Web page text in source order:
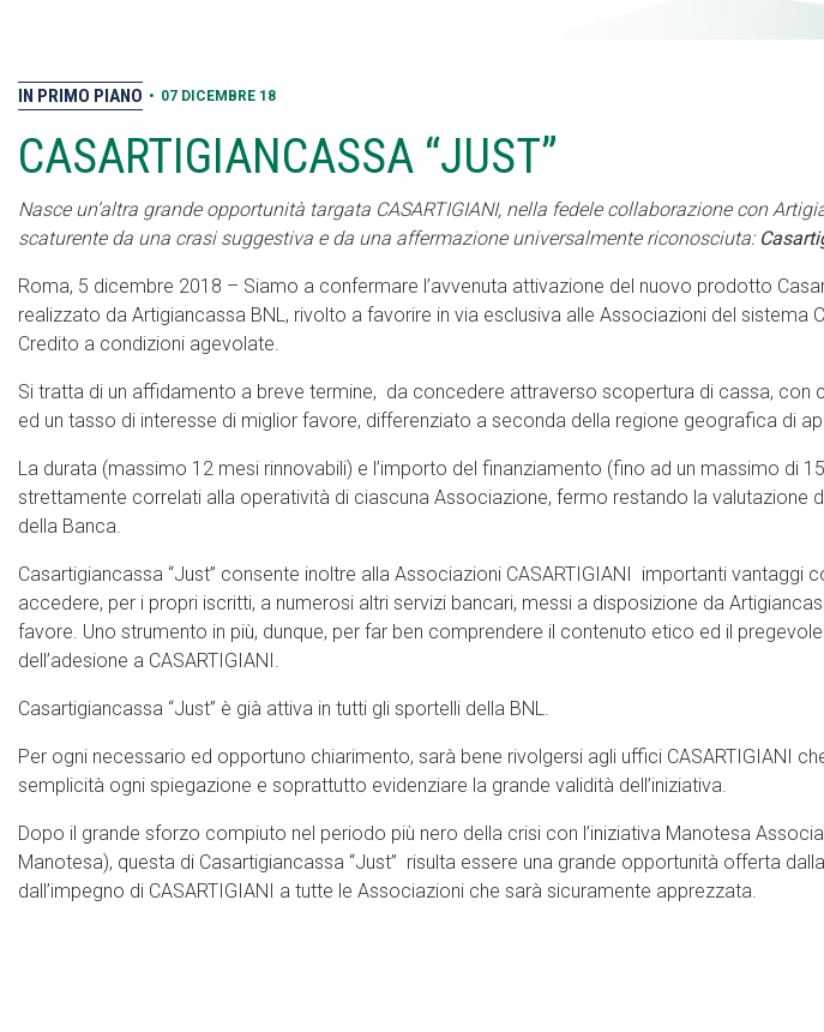
IN PRIMO PIANO • 07 DICEMBRE 18
CASARTIGIANCASSA “JUST”
Nasce un’altra grande opportunità targata CASARTIGIANI, nella fedele collaborazione con
scaturente da una crasi suggestiva e da una affermazione universalmente riconosciuta:
Roma, 5 dicembre 2018 – Siamo a confermare l’avvenuta attivazione del nuovo prodotto
realizzato da Artigiancassa BNL, rivolto a favorire in via esclusiva alle Associazioni del sistema
Credito a condizioni agevolate.
Si tratta di un affidamento a breve termine, da concedere attraverso scopertura di cassa, con
ed un tasso di interesse di miglior favore, differenziato a seconda della regione geografica di
La durata (massimo 12 mesi rinnovabili) e l’importo del finanziamento (fino ad un massimo di
strettamente correlati alla operatività di ciascuna Associazione, fermo restando la valutazione
della Banca.
Casartigiancassa “Just” consente inoltre alla Associazioni CASARTIGIANI importanti vantaggi
accedere, per i propri iscritti, a numerosi altri servizi bancari, messi a disposizione da
favore. Uno strumento in più, dunque, per far ben comprendere il contenuto etico ed il
dell’adesione a CASARTIGIANI.
Casartigiancassa “Just” è già attiva in tutti gli sportelli della BNL.
Per ogni necessario ed opportuno chiarimento, sarà bene rivolgersi agli uffici CASARTIGIANI
semplicità ogni spiegazione e soprattutto evidenziare la grande validità dell’iniziativa.
Dopo il grande sforzo compiuto nel periodo più nero della crisi con l’iniziativa Manotesa
Manotesa), questa di Casartigiancassa “Just” risulta essere una grande opportunità offerta
dall’impegno di CASARTIGIANI a tutte le Associazioni che sarà sicuramente apprezzata.